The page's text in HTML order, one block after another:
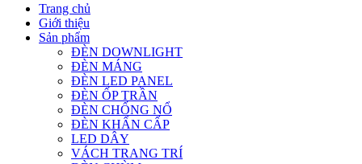
Trang chủ
Giới thiệu
Sản phẩm
ĐÈN DOWNLIGHT
ĐÈN MÁNG
ĐÈN LED PANEL
ĐÈN ỐP TRẦN
ĐÈN CHỐNG NỔ
ĐÈN KHẨN CẤP
LED DÂY
VÁCH TRANG TRÍ